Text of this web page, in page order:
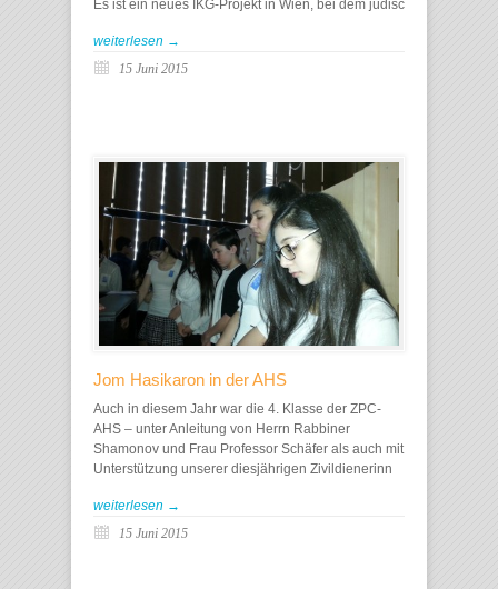
Es ist ein neues IKG-Projekt in Wien, bei dem jüdisc
weiterlesen →
15 Juni 2015
Jom Hasikaron in der AHS
Auch in diesem Jahr war die 4. Klasse der ZPC-
AHS – unter Anleitung von Herrn Rabbiner
Shamonov und Frau Professor Schäfer als auch mit
Unterstützung unserer diesjährigen Zivildienerinn
weiterlesen →
15 Juni 2015